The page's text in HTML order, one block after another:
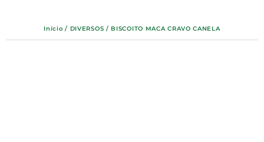
Início / DIVERSOS / BISCOITO MACA CRAVO CANELA